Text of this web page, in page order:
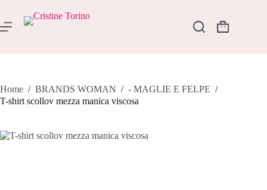
contenuto
Carrello
Home / BRANDS WOMAN / - MAGLIE E FELPE /
T-shirt scollov mezza manica viscosa